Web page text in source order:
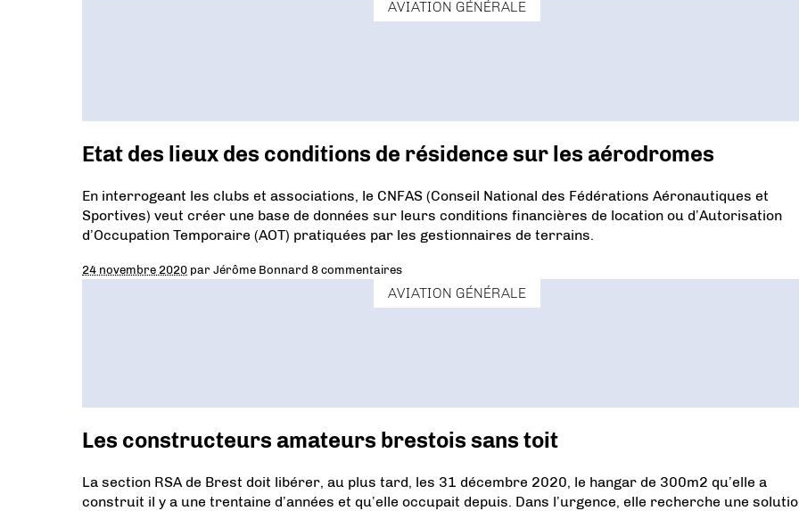
AVIATION GÉNÉRALE
Etat des lieux des conditions de résidence sur les aérodromes
En interrogeant les clubs et associations, le CNFAS (Conseil National des Fédérations Aéronautiques et
Sportives) veut créer une base de données sur leurs conditions financières de location ou d’Autorisation
d’Occupation Temporaire (AOT) pratiquées par les gestionnaires de terrains.
24 novembre 2020 parJérôme Bonnard 8 commentaires
AVIATION GÉNÉRALE
Les constructeurs amateurs brestois sans toit
La section RSA de Brest doit libérer, au plus tard, les 31 décembre 2020, le hangar de 300m2 qu’elle a
construit il y a une trentaine d’années et qu’elle occupait depuis. Dans l’urgence, elle recherche une